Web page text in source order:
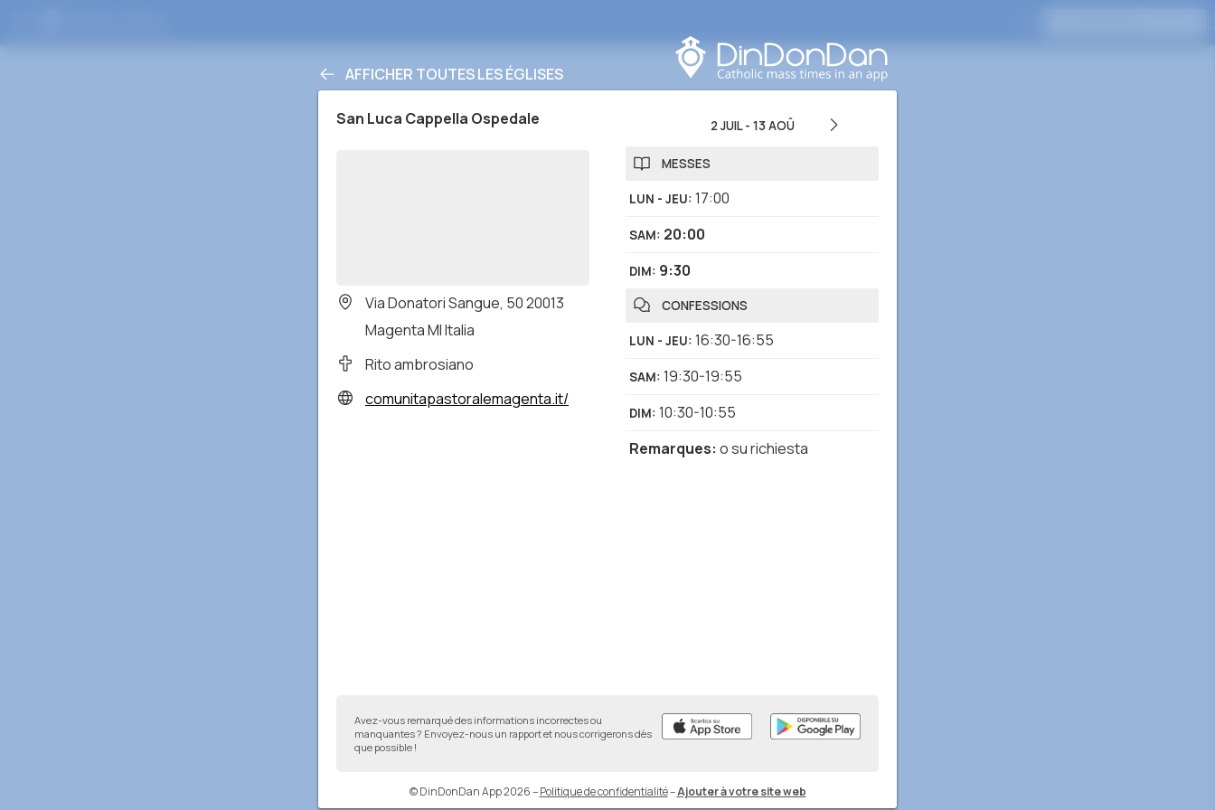
AFFICHER TOUTES LES ÉGLISES
San Luca Cappella Ospedale
Via Donatori Sangue, 50 20013
Magenta MI Italia
Rito ambrosiano
comunitapastoralemagenta.it/
2 JUIL- 13 AOÛ
MESSES
LUN - JEU: 17:00
SAM: 20:00
DIM: 9:30
CONFESSIONS
LUN - JEU: 16:30-16:55
SAM: 19:30-19:55
DIM: 10:30-10:55
Remarques: o su richiesta
Avez-vous remarqué des informations incorrectes ou
manquantes ? Envoyez-nous un rapport et nous corrigerons dès
que possible !
© DinDonDan App 2026– Politique de confidentialité–Ajouter à votre site web